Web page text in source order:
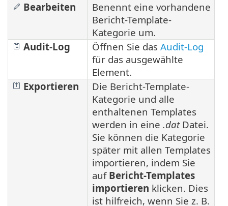
Bearbeiten
Benennt eine vorhandene
Bericht-Template-
Kategorie um.
Audit-Log
Öffnen Sie das Audit-Log
für das ausgewählte
Element.
Exportieren
Die Bericht-Template-
Kategorie und alle
enthaltenen Templates
werden in eine .datDatei.
Sie können die Kategorie
später mit allen Templates
importieren, indem Sie
auf Bericht-Templates
importieren klicken. Dies
ist hilfreich, wenn Sie z. B.